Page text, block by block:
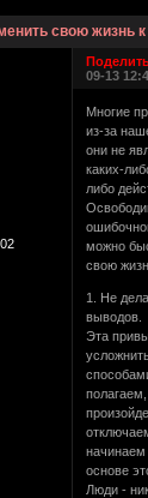
свою жизнь
09-13
Многие
из-за
они не
каких-
либо
можно
свою
1. Не
выводов.
Эта
начинаем
основе
Люди -